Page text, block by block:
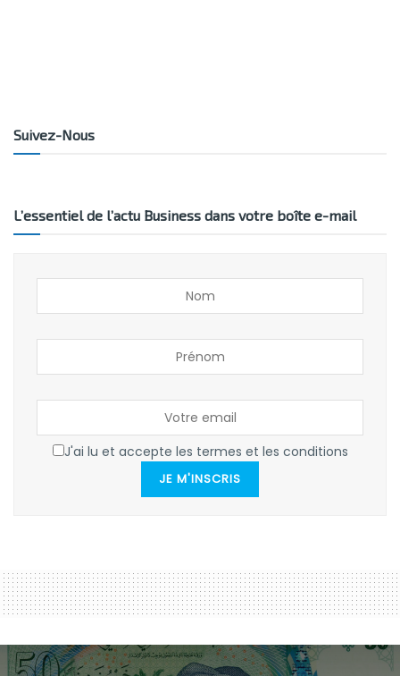
Suivez-Nous
L’essentiel de l’actu Business dans votre boîte e-mail
J'ai lu et accepte les termes et les conditions
JE M'INSCRIS